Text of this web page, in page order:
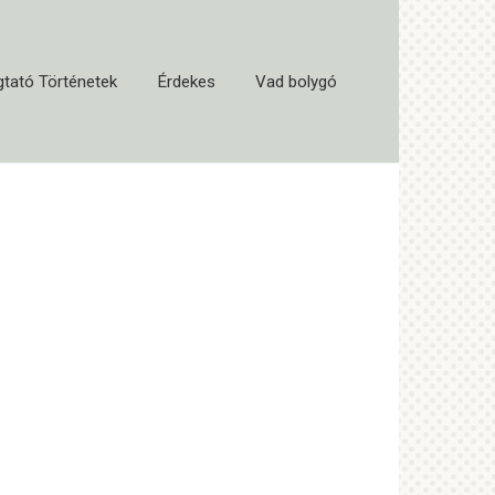
Történetek Érdekes Vad bolygó